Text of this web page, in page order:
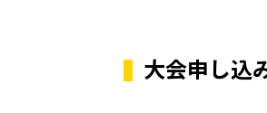
大会申し込